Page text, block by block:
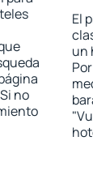
no
El
un